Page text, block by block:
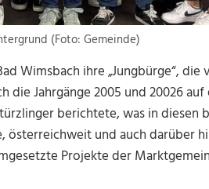
(Foto: Gemeinde)
Wimsbach ihre „Jungbürge“,
die Jahrgänge 2005 und 20026
berichtete, was in diesen
und auch darüber
Projekte der